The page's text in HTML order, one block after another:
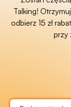
Talking!
odbierz 15 zł
przy